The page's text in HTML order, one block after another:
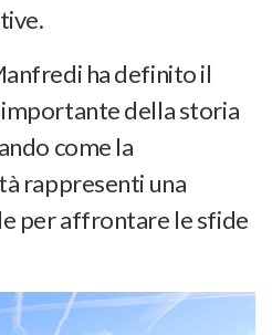
ha definito il
importante della storia
come la
rappresenti una
per affrontare le sfide